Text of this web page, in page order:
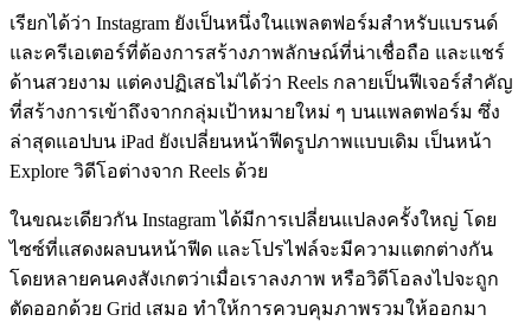
เรียกได้ว่า Instagram ยังเป็นหนึ่งในแพลตฟอร์มสำหรับแบรนด์
และครีเอเตอร์ที่ต้องการสร้างภาพลักษณ์ที่น่าเชื่อถือ และแชร์
ด้านสวยงาม แต่คงปฏิเสธไม่ได้ว่า Reels กลายเป็นฟีเจอร์สำคัญ
ที่สร้างการเข้าถึงจากกลุ่มเป้าหมายใหม่ ๆ บนแพลตฟอร์ม ซึ่ง
ล่าสุดแอปบน iPad ยังเปลี่ยนหน้าฟีดรูปภาพแบบเดิม เป็นหน้า
Explore วิดีโอต่างจาก Reels ด้วย
ในขณะเดียวกัน Instagram ได้มีการเปลี่ยนแปลงครั้งใหญ่ โดย
ไซซ์ที่แสดงผลบนหน้าฟีด และโปรไฟล์จะมีความแตกต่างกัน
โดยหลายคนคงสังเกตว่าเมื่อเราลงภาพ หรือวิดีโอลงไปจะถูก
ตัดออกด้วย Grid เสมอ ทำให้การควบคุมภาพรวมให้ออกมา